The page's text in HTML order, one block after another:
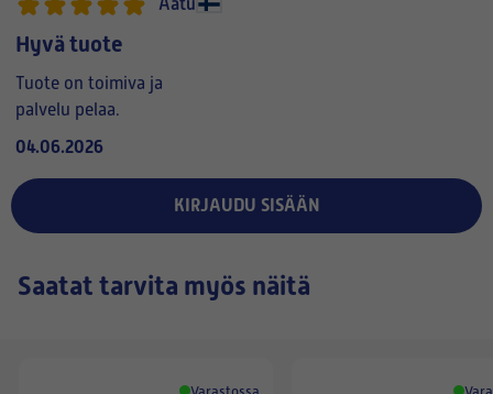
Hyvä tuote
Tuote on toimiva ja
palvelu pelaa.
04.06.2026
KIRJAUDU SISÄÄN
Saatat tarvita myös näitä